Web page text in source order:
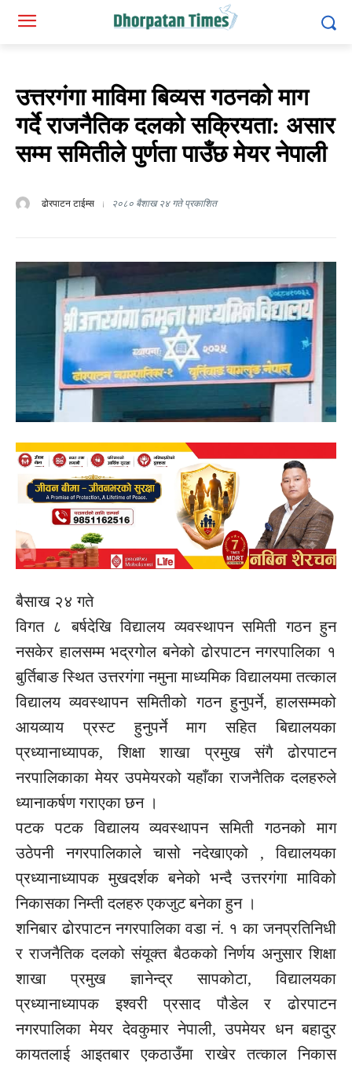
उत्तरगंगा माविमा बिव्यस गठनको माग
गर्दे राजनैतिक दलको सक्रियता: असार
सम्म समितीले पुर्णता पाउँछ मेयर नेपाली
ढोरपाटन टाईम्स २०८० बैशाख २४ गते प्रकाशित
बैसाख २४ गते
विगत ८ बर्षदेखि विद्यालय व्यवस्थापन समिती गठन हुन
नसकेर हालसम्म भद्रगोल बनेको ढोरपाटन नगरपालिका १
बुर्तिबाङ स्थित उत्तरगंगा नमुना माध्यमिक विद्यालयमा तत्काल
विद्यालय व्यवस्थापन समितीको गठन हुनुपर्ने, हालसम्मको
आयव्याय प्रस्ट हुनुपर्ने माग सहित बिद्यालयका
प्रध्यानाध्यापक, शिक्षा शाखा प्रमुख संगै ढोरपाटन
नरपालिकाका मेयर उपमेयरको यहाँका राजनैतिक दलहरुले
ध्यानाकर्षण गराएका छन ।
पटक पटक विद्यालय व्यवस्थापन समिती गठनको माग
उठेपनी नगरपालिकाले चासो नदेखाएको , विद्यालयका
प्रध्यानाध्यापक मुखदर्शक बनेको भन्दै उत्तरगंगा माविको
निकासका निम्ती दलहरु एकजुट बनेका हुन ।
शनिबार ढोरपाटन नगरपालिका वडा नं. १ का जनप्रतिनिधी
र राजनैतिक दलको संयूक्त बैठकको निर्णय अनुसार शिक्षा
शाखा प्रमुख ज्ञानेन्द्र सापकोटा, विद्यालयका
प्रध्यानाध्यापक इश्वरी प्रसाद पौडेल र ढोरपाटन
नगरपालिका मेयर देवकुमार नेपाली, उपमेयर धन बहादुर
कायतलाई आइतबार एकठाउँमा राखेर तत्काल निकास